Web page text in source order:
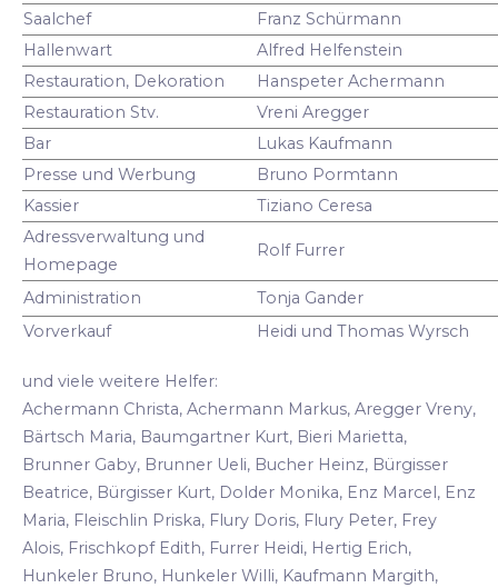
Saalchef
Franz Schürmann
Hallenwart
Alfred Helfenstein
Restauration, Dekoration
Hanspeter Achermann
Restauration Stv.
Vreni Aregger
Bar
Lukas Kaufmann
Presse und Werbung
Bruno Pormtann
Kassier
Tiziano Ceresa
Adressverwaltung und
Homepage
Rolf Furrer
Administration
Tonja Gander
Vorverkauf
Heidi und Thomas Wyrsch
und viele weitere Helfer:
Achermann Christa, Achermann Markus, Aregger Vreny,
Bärtsch Maria, Baumgartner Kurt, Bieri Marietta,
Brunner Gaby, Brunner Ueli, Bucher Heinz, Bürgisser
Beatrice, Bürgisser Kurt, Dolder Monika, Enz Marcel, Enz
Maria, Fleischlin Priska, Flury Doris, Flury Peter, Frey
Alois, Frischkopf Edith, Furrer Heidi, Hertig Erich,
Hunkeler Bruno, Hunkeler Willi, Kaufmann Margith,